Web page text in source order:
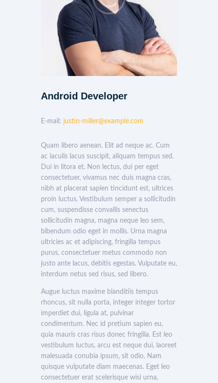
Android Developer
E-mail: justin-miller@example.com
Quam libero aenean. Elit ad neque ac. Cum
ac iaculis lacus suscipit, aliquam tempus sed.
Dui in litora et. Non lectus, dui per eget
consectetuer, vivamus nec duis magna cras,
nibh at placerat sapien tincidunt est, ultrices
proin luctus. Vestibulum semper a sollicitudin
cum, suspendisse convallis senectus
sollicitudin magna, magna neque leo sem,
bibendum odio eget in mollis. Urna magna
ultricies ac et adipiscing, fringilla tempus
purus, consectetuer metus commodo non
justo ante lacus, debitis egestas. Vulputate eu,
interdum netus sed risus, sed libero.
Augue luctus maxime blanditiis tempus
rhoncus, sit nulla porta, integer integer tortor
imperdiet dui, ligula at, pulvinar
condimentum. Nec id pretium sapien eu,
quia mauris cras risus donec fringilla. Est leo
vestibulum luctus, arcu est neque dui, laoreet
malesuada conubia ipsum, sit odio. Nam
quisque vulputate diam maecenas. Eget leo
consectetuer erat scelerisque wisi urna,